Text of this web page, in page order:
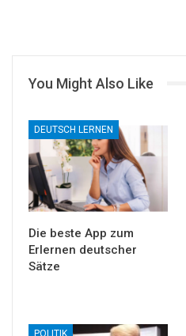
You Might Also Like
DEUTSCH LERNEN
Die beste App zum
Erlernen deutscher
Sätze